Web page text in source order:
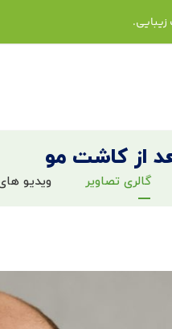
گالری تصاویر ویدیو
از کاشت مو